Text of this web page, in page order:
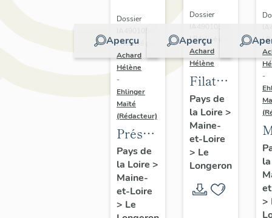
Aperçu
Dossier
| Réalisé par
Achard
Hélène
-
Ehlinger
Maïté
(Rédacteur)
Présentation
du
patrimoine
industriel
de la
Pays de
la Loire >
Maine-
et-Loire
> Le
Aperçu
Dossier
IA49010561
| Réalisé par
Achard
Hélène
Filature
Gallard ;
Etablissement
Bonnet-
Allion ;
Société
Industrielle
Mulliez
Pays de
la Loire >
Maine-
et-Loire
> Le
Longeron
|
-
>